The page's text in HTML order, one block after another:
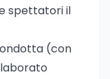
spettatori il
(con